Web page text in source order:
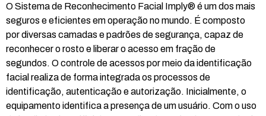
O Sistema de Reconhecimento Facial Imply® é um dos mais
seguros e eficientes em operação no mundo. É composto
por diversas camadas e padrões de segurança, capaz de
reconhecer o rosto e liberar o acesso em fração de
segundos. O controle de acessos por meio da identificação
facial realiza de forma integrada os processos de
identificação, autenticação e autorização. Inicialmente, o
equipamento identifica a presença de um usuário. Com o uso